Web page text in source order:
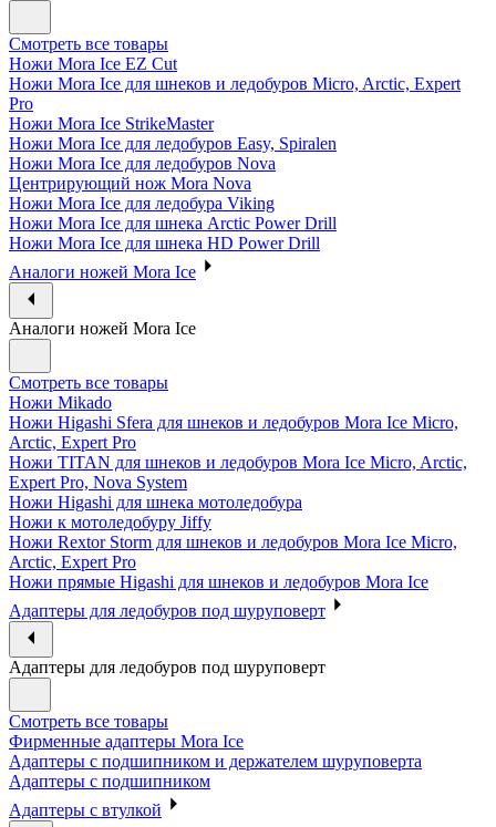
Смотреть все товары
Ножи Mora Ice EZ Cut
Ножи Mora Ice для шнеков и ледобуров Micro, Arctic, Expert
Pro
Ножи Mora Ice StrikeMaster
Ножи Mora Ice для ледобуров Easy, Spiralen
Ножи Mora Ice для ледобуров Nova
Центрирующий нож Mora Nova
Ножи Mora Ice для ледобура Viking
Ножи Mora Ice для шнека Arctic Power Drill
Ножи Mora Ice для шнека HD Power Drill
Аналоги ножей Mora Ice
Аналоги ножей Mora Ice
Смотреть все товары
Ножи Mikado
Ножи Higashi Sfera для шнеков и ледобуров Mora Ice Micro,
Arctic, Expert Pro
Ножи TITAN для шнеков и ледобуров Mora Ice Micro, Arctic,
Expert Pro, Nova System
Ножи Higashi для шнека мотоледобура
Ножи к мотоледобуру Jiffy
Ножи Rextor Storm для шнеков и ледобуров Mora Ice Micro,
Arctic, Expert Pro
Ножи прямые Higashi для шнеков и ледобуров Mora Ice
Адаптеры для ледобуров под шуруповерт
Адаптеры для ледобуров под шуруповерт
Смотреть все товары
Фирменные адаптеры Mora Ice
Адаптеры с подшипником и держателем шуруповерта
Адаптеры с подшипником
Адаптеры с втулкой